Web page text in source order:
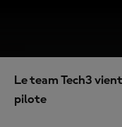
Le team Tech3
pilote